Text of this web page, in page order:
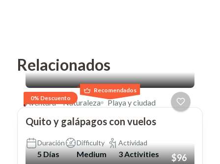
Relacionados
Recomendados
0% Descuento
Aventura Naturaleza Playa y ciudad
Quito y galápagos con vuelos
Duración
5 Días
Difficulty
Medium
Actividad
3 Activities $96